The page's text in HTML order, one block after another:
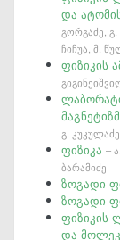
და
გორგაძე,
ჩიჩუა, მ.
ფიზიკის
გ.
ფიზიკა–
ბარამიძე
ზოგადი
ზოგადი
ფიზიკის
და